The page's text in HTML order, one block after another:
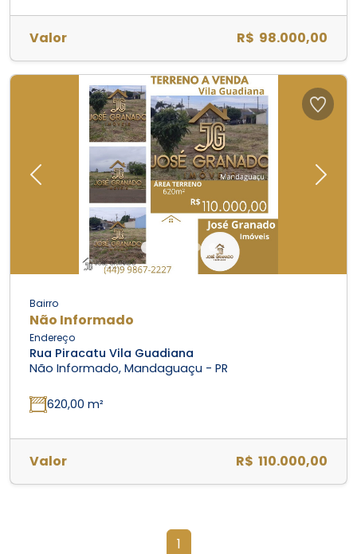
Valor R$ 98.000,00
Previous Next
Bairro
Não Informado
Endereço
Rua Piracatu Vila Guadiana
Não Informado, Mandaguaçu - PR
620,00 m²
Valor R$ 110.000,00
1